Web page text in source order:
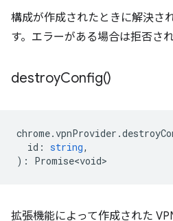
構成が作成されたときに解決さ
す。エラーがある場合は拒否され
destroyConfig()
chrome.vpnProvider .
id : string,
) : Promise<void>
拡張機能によって作成された